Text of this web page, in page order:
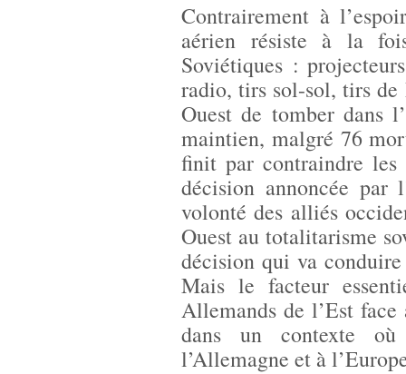
Contrairement à
aérien résiste à la
Soviétiques :
radio, tirs sol-sol, tirs de
Ouest de tomber dans
maintien, malgré 76
finit par contraindre les
décision annoncée par
volonté des alliés
Ouest au totalitarisme
décision qui va
Mais le facteur
Allemands de l’Est
dans un contexte
l’Allemagne et à